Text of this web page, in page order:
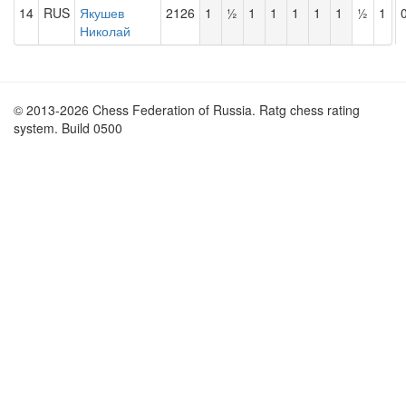
14 RUS Якушев
Николай
2126 1 ½ 1 1 1 1 1 ½ 1
© 2013-2026 Chess Federation of Russia. Ratg chess rating
system. Build 0500